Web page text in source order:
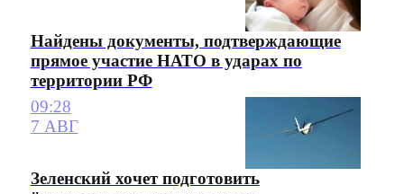
Найдены документы, подтверждающие
прямое участие НАТО в ударах по
территории РФ
09:28
7 АВГ
Зеленский хочет подготовить